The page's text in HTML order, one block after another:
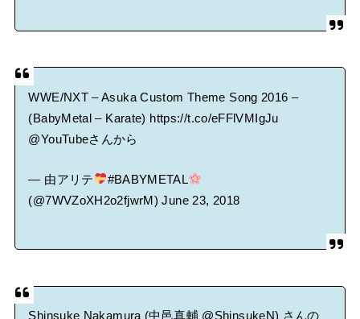
WWE/NXT – Asuka Custom Theme Song 2016 –
(BabyMetal – Karate) https://t.co/eFFlVMIgJu
@YouTubeさんから
— 由アリテ
#BABYMETAL
(@7WVZoXH2o2fjwrM)June 23, 2018
Shinsuke Nakamura (中邑真輔 @ShinsukeN) さんの